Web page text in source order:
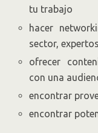
tu trabajo
hacer
sector,
ofrecer
con una
encontrar
encontrar